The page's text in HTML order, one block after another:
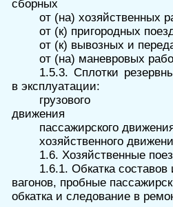
сборных
от (на) хозяйственных
от (к) пригородных
от (к) вывозных и
от (на) маневровых
1.5.3. Сплотки
в эксплуа­тации:
грузового
движения
пассажирского
хозяйственного
1.6. Хозяйственные
1.6.1. Обкатка
вагонов, пробные
обкатка и следование в